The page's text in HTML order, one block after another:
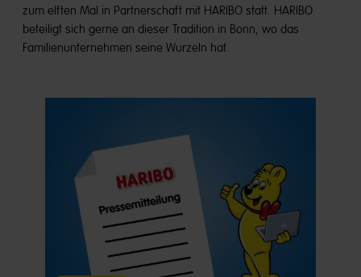
zum elften Mal in Partnerschaft mit HARIBO statt. HARIBO
beteiligt sich gerne an dieser Tradition in Bonn, wo das
Familienunternehmen seine Wurzeln hat.